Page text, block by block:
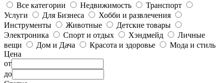
Все категории
Недвижимость
Транспорт
Услуги
Для Бизнеса
Хобби и развлечения
Инструменты
Животные
Детские товары
Электроника
Спорт и отдых Хэндмейд
Личные
вещи
Дом и Дача Красота и здоровье
Мода и стиль
Цена
от
до